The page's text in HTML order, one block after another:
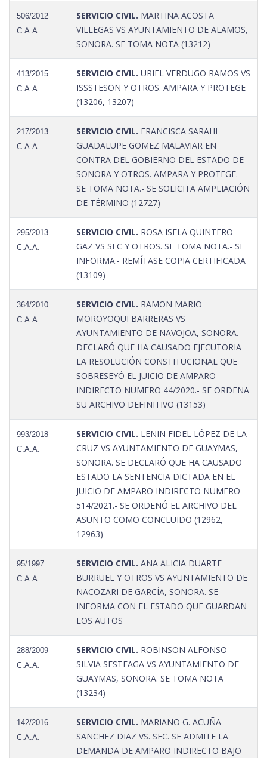
506/2012
C.A.A.
SERVICIO CIVIL. MARTINA ACOSTA
VILLEGAS VS AYUNTAMIENTO DE ALAMOS,
SONORA. SE TOMA NOTA (13212)
413/2015
C.A.A.
SERVICIO CIVIL. URIEL VERDUGO RAMOS VS
ISSSTESON Y OTROS. AMPARA Y PROTEGE
(13206, 13207)
217/2013
C.A.A.
SERVICIO CIVIL. FRANCISCA SARAHI
GUADALUPE GOMEZ MALAVIAR EN
CONTRA DEL GOBIERNO DEL ESTADO DE
SONORA Y OTROS. AMPARA Y PROTEGE.-
SE TOMA NOTA.- SE SOLICITA AMPLIACIÓN
DE TÉRMINO (12727)
295/2013
C.A.A.
SERVICIO CIVIL. ROSA ISELA QUINTERO
GAZ VS SEC Y OTROS. SE TOMA NOTA.- SE
INFORMA.- REMÍTASE COPIA CERTIFICADA
(13109)
364/2010
C.A.A.
SERVICIO CIVIL. RAMON MARIO
MOROYOQUI BARRERAS VS
AYUNTAMIENTO DE NAVOJOA, SONORA.
DECLARÓ QUE HA CAUSADO EJECUTORIA
LA RESOLUCIÓN CONSTITUCIONAL QUE
SOBRESEYÓ EL JUICIO DE AMPARO
INDIRECTO NUMERO 44/2020.- SE ORDENA
SU ARCHIVO DEFINITIVO (13153)
993/2018
C.A.A.
SERVICIO CIVIL. LENIN FIDEL LÓPEZ DE LA
CRUZ VS AYUNTAMIENTO DE GUAYMAS,
SONORA. SE DECLARÓ QUE HA CAUSADO
ESTADO LA SENTENCIA DICTADA EN EL
JUICIO DE AMPARO INDIRECTO NUMERO
514/2021.- SE ORDENÓ EL ARCHIVO DEL
ASUNTO COMO CONCLUIDO (12962,
12963)
95/1997
C.A.A.
SERVICIO CIVIL. ANA ALICIA DUARTE
BURRUEL Y OTROS VS AYUNTAMIENTO DE
NACOZARI DE GARCÍA, SONORA. SE
INFORMA CON EL ESTADO QUE GUARDAN
LOS AUTOS
288/2009
C.A.A.
SERVICIO CIVIL. ROBINSON ALFONSO
SILVIA SESTEAGA VS AYUNTAMIENTO DE
GUAYMAS, SONORA. SE TOMA NOTA
(13234)
142/2016
C.A.A.
SERVICIO CIVIL. MARIANO G. ACUÑA
SANCHEZ DIAZ VS. SEC. SE ADMITE LA
DEMANDA DE AMPARO INDIRECTO BAJO